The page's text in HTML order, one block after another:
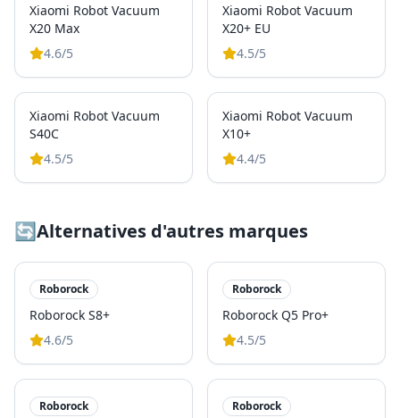
Xiaomi Robot Vacuum
X20 Max
4.6/5
Xiaomi Robot Vacuum
X20+ EU
4.5/5
Xiaomi Robot Vacuum
S40C
4.5/5
Xiaomi Robot Vacuum
X10+
4.4/5
🔄Alternatives d'autres marques
Roborock
Roborock S8+
4.6/5
Roborock
Roborock Q5 Pro+
4.5/5
Roborock Roborock